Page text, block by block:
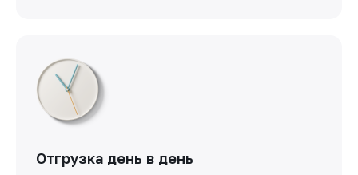
Отгрузка день в день